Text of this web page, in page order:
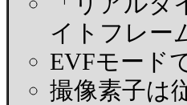
イトフレー
EVFモード
撮像素子は